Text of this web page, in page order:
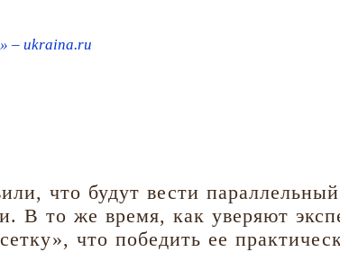
– ukraina.ru
что будут вести
В то же время, как уверяют
что победить ее